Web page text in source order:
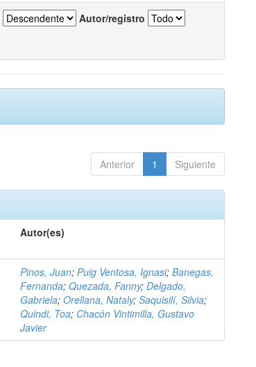
Autor/registro
Anterior 1 Siguiente
Autor(es)
Pinos, Juan;Puig Ventosa, Ignasi;Banegas,
Fernanda;Quezada, Fanny;Delgado,
Gabriela;Orellana, Nataly;Saquisilí, Silvia;
Quindi, Toa; Chacón Vintimilla, Gustavo
Javier